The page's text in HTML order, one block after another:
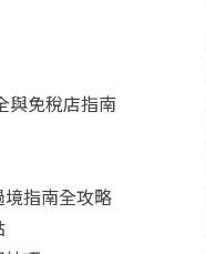
與免稅店指南
指南全攻略